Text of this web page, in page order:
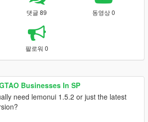
댓글 89 동영상 0
팔로워 0
Businesses In SP
need lemonui 1.5.2 or just the latest